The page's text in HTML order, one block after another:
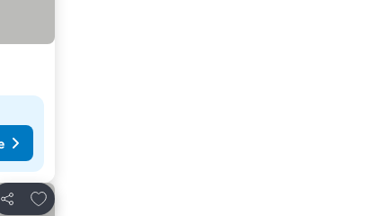
Distribuiți
Adăugaţi la favorite